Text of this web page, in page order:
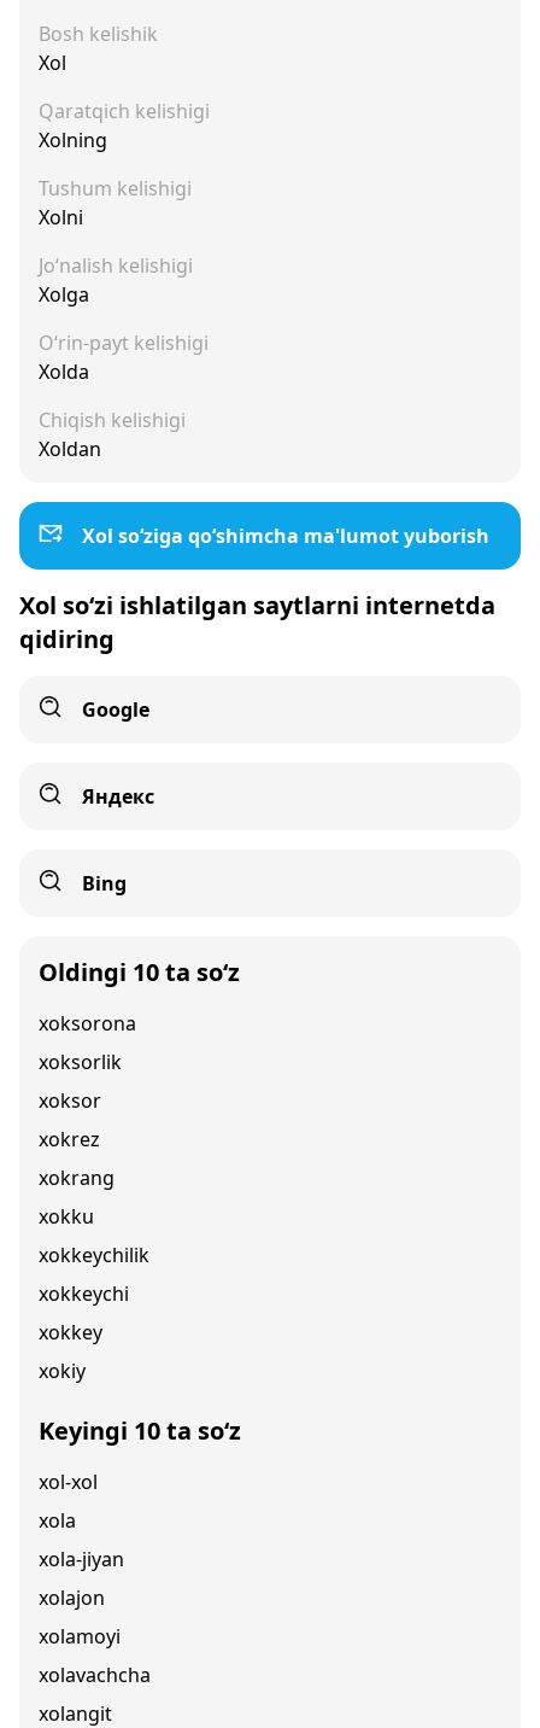
Bosh kelishik
Xol
Qaratqich kelishigi
Xolning
Tushum kelishigi
Xolni
Jo‘nalish kelishigi
Xolga
O‘rin-payt kelishigi
Xolda
Chiqish kelishigi
Xoldan
Xol so‘ziga qo‘shimcha ma'lumot yuborish
Xol so‘zi ishlatilgan saytlarni internetda
qidiring
Google
Яндекс
Bing
Oldingi 10 ta so‘z
xoksorona
xoksorlik
xoksor
xokrez
xokrang
xokku
xokkeychilik
xokkeychi
xokkey
xokiy
Keyingi 10 ta so‘z
xol-xol
xola
xola-jiyan
xolajon
xolamoyi
xolavachcha
xolangit